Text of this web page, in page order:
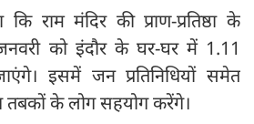
राम मंदिर की प्राण-प्रतिष्ठा के
को इंदौर के घर-घर में 1.11
इसमें जन प्रतिनिधियों समेत
के लोग सहयोग करेंगे।